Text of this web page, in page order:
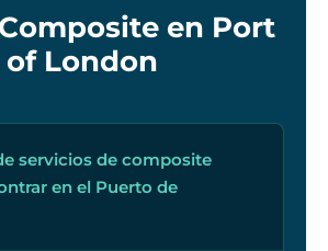
en Port
of London
servicios de composite
en el Puerto de